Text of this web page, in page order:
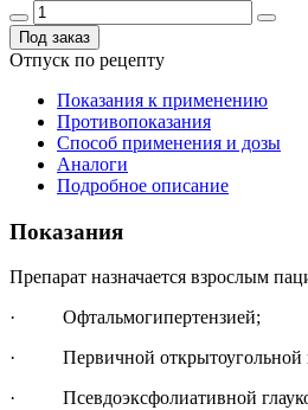
Под заказ
Отпуск по рецепту
Показания к применению
Противопоказания
Способ применения и дозы
Аналоги
Подробное описание
Показания
Препарат назначается взрослым
· Офтальмогипертензией;
· Первичной открытоугольной
· Псевдоэксфолиативной